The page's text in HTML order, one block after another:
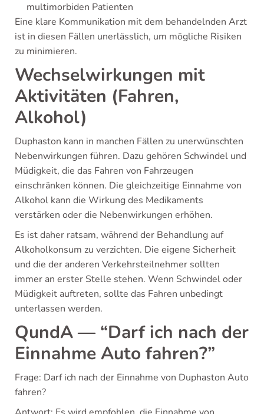
multimorbiden Patienten
Eine klare Kommunikation mit dem behandelnden Arzt
ist in diesen Fällen unerlässlich, um mögliche Risiken
zu minimieren.
Wechselwirkungen mit
Aktivitäten (Fahren,
Alkohol)
Duphaston kann in manchen Fällen zu unerwünschten
Nebenwirkungen führen. Dazu gehören Schwindel und
Müdigkeit, die das Fahren von Fahrzeugen
einschränken können. Die gleichzeitige Einnahme von
Alkohol kann die Wirkung des Medikaments
verstärken oder die Nebenwirkungen erhöhen.
Es ist daher ratsam, während der Behandlung auf
Alkoholkonsum zu verzichten. Die eigene Sicherheit
und die der anderen Verkehrsteilnehmer sollten
immer an erster Stelle stehen. Wenn Schwindel oder
Müdigkeit auftreten, sollte das Fahren unbedingt
unterlassen werden.
QundA — “Darf ich nach der
Einnahme Auto fahren?”
Frage: Darf ich nach der Einnahme von Duphaston Auto
fahren?